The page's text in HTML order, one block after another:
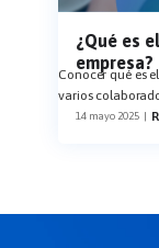
¿Qué es
empresa?
Conocer qué es
varios
14 mayo 2025 |